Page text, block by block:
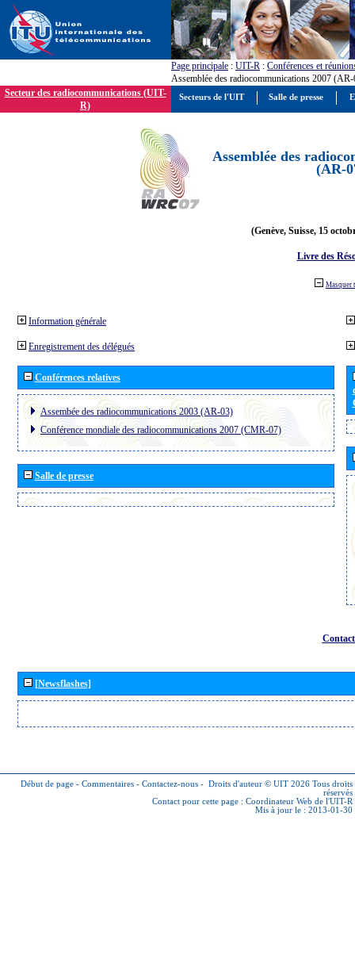
Page principale : UIT-R : Conférences et
Assemblée des radiocommunications 2007
Secteur des radiocommunications (UIT-
R)
Assemblée des
(AR-
(Genève, Suisse, 15
Livre des
Masquer
Information générale
Enregistrement des délégués
Conférences relatives
Assembée des radiocommunications 2003 (AR-03)
Conférence mondiale des radiocommunications 2007 (CMR-07)
Salle de presse
[Newsflashes]
Début de page - Commentaires - Contactez-nous - Droits d'auteur © UIT 2026 Tous droits
réservés
Contact pour cette page : Coordinateur Web de l'UIT-R
Mis à jour le : 2013-01-30
Secteurs de l'UIT Salle de presse